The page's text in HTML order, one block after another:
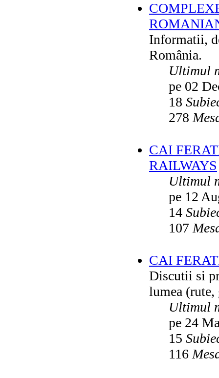
Informatii,
România.
Ultimul
pe 02
18
278
CAI
RAILWAYS
Ultimul
pe 12
14
107
CAI
Discutii si
lumea (rute,
Ultimul
pe 24
15
116